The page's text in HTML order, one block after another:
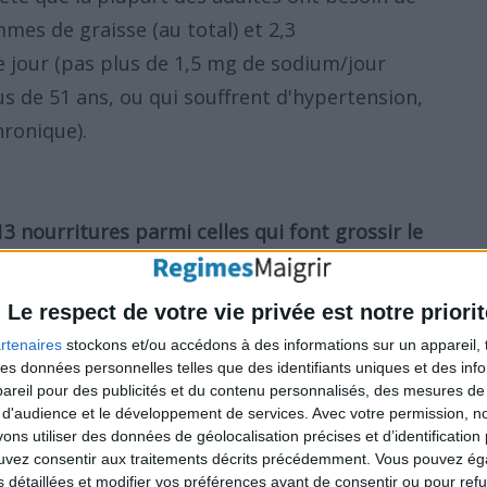
Le respect de votre vie privée est notre
stockons et/ou accédons à des informations sur un appareil,
données personnelles telles que des identifiants uniques et des
pour des publicités et du contenu personnalisés, des mesures
et le développement de services. Avec votre permission,
utiliser des données de géolocalisation précises et
consentir aux traitements décrits précédemment. Vous pouvez
détaillées et modifier vos préférences avant de consentir ou pour
de graisse (au total) et 2,3
jour (pas plus de 1,5 mg de sodium/jour
de 51 ans, ou qui souffrent d'hypertension,
nourritures parmi celles qui font grossir le
barbecue sont très appétissantes et
la ligne, vous devez les manger de façon
rouge est riche en calories.Le porc et les